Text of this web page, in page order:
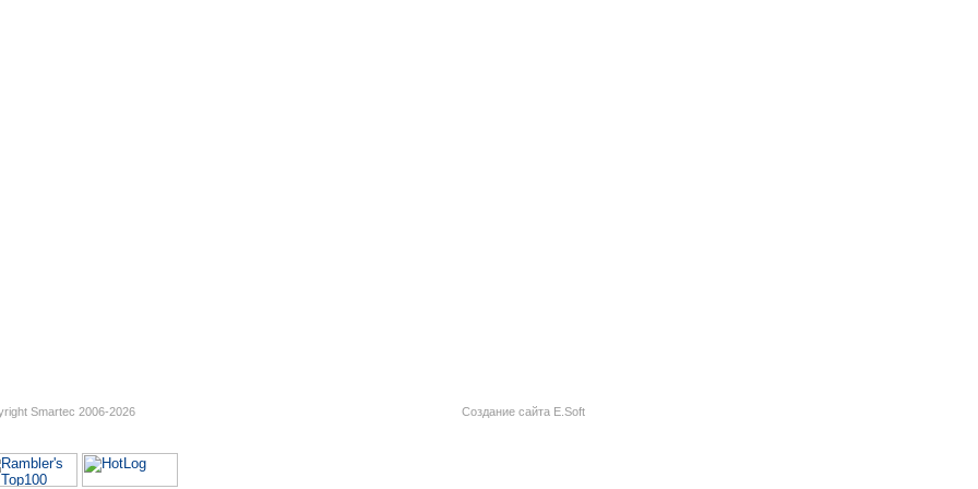
Smartec 2006-2026 Создание сайта E.Soft